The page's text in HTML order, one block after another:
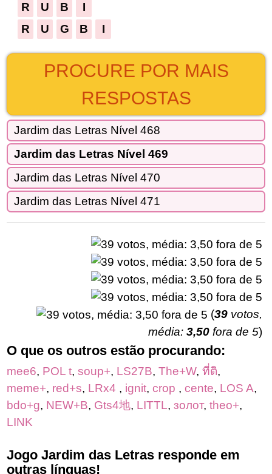
R
U B
I
R
U G B I
PROCURE POR MAIS
RESPOSTAS
Jardim das Letras Nível 468
Jardim das Letras Nível 469
Jardim das Letras Nível 470
Jardim das Letras Nível 471
(39 votos,
média: 3,50 fora de 5)
O que os outros estão procurando:
mee6, POL t, soup+, LS27B, The+W, ที่ติ,
meme+, red+s, LRx4 , ignit, crop , cente, LOS A,
bdo+g, NEW+B, Gts4地, LITTL, золот, theo+,
LINK
Jogo Jardim das Letras responde em
outras línguas!